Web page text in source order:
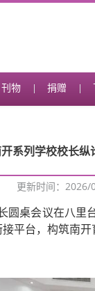
刊物 捐赠
系列学校校长纵
更新时间：2026/
圆桌会议在八
平台，构筑南